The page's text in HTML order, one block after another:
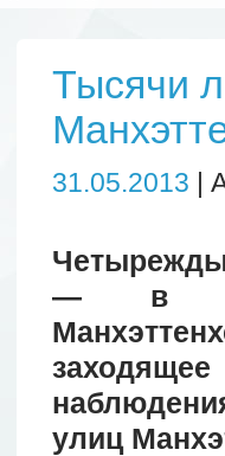
Тысячи
31.05.2013 |
— в
улиц